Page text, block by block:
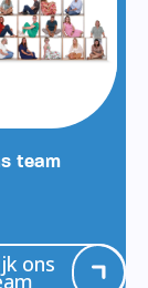
team
ons